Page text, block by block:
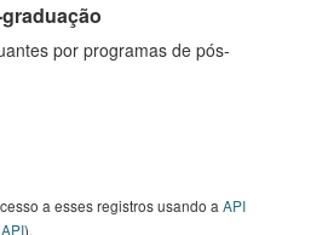
por programas de pós-
a esses registros usando a API
).